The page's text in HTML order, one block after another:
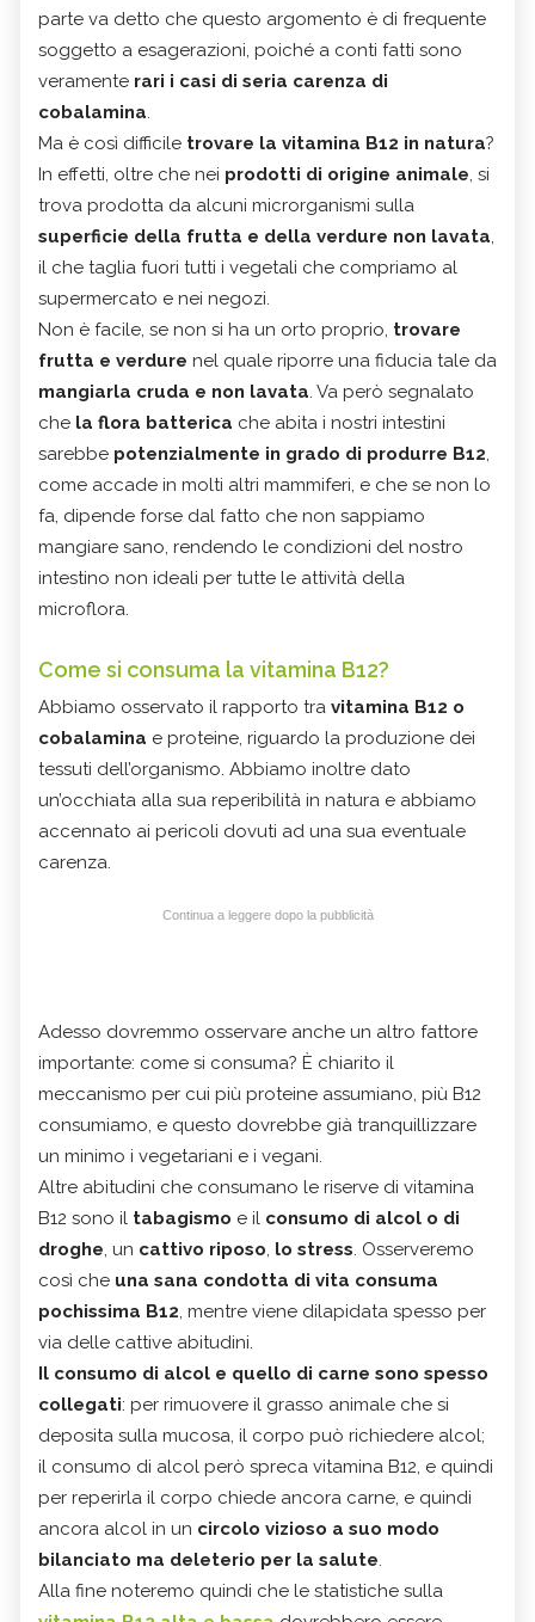
parte va detto che questo argomento è di frequente
soggetto a esagerazioni, poiché a conti fatti sono
veramente rari i casi di seria carenza di
cobalamina.
Ma è così difficile trovare la vitamina B12 in natura?
In effetti, oltre che nei prodotti di origine animale, si
trova prodotta da alcuni microrganismi sulla
superficie della frutta e della verdure non lavata,
il che taglia fuori tutti i vegetali che compriamo al
supermercato e nei negozi.
Non è facile, se non si ha un orto proprio, trovare
frutta e verdure nel quale riporre una fiducia tale da
mangiarla cruda e non lavata. Va però segnalato
che la flora batterica che abita i nostri intestini
sarebbe potenzialmente in grado di produrre B12,
come accade in molti altri mammiferi, e che se non lo
fa, dipende forse dal fatto che non sappiamo
mangiare sano, rendendo le condizioni del nostro
intestino non ideali per tutte le attività della
microflora.
Come si consuma la vitamina B12?
Abbiamo osservato il rapporto tra vitamina B12 o
cobalamina e proteine, riguardo la produzione dei
tessuti dell’organismo. Abbiamo inoltre dato
un’occhiata alla sua reperibilità in natura e abbiamo
accennato ai pericoli dovuti ad una sua eventuale
carenza.
Continua a leggere dopo la pubblicità
Adesso dovremmo osservare anche un altro fattore
importante: come si consuma? È chiarito il
meccanismo per cui più proteine assumiano, più B12
consumiamo, e questo dovrebbe già tranquillizzare
un minimo i vegetariani e i vegani.
Altre abitudini che consumano le riserve di vitamina
B12 sono il tabagismo e il consumo di alcol o di
droghe, un cattivo riposo, lo stress. Osserveremo
così che una sana condotta di vita consuma
pochissima B12, mentre viene dilapidata spesso per
via delle cattive abitudini.
Il consumo di alcol e quello di carne sono spesso
collegati: per rimuovere il grasso animale che si
deposita sulla mucosa, il corpo può richiedere alcol;
il consumo di alcol però spreca vitamina B12, e quindi
per reperirla il corpo chiede ancora carne, e quindi
ancora alcol in un circolo vizioso a suo modo
bilanciato ma deleterio per la salute.
Alla fine noteremo quindi che le statistiche sulla